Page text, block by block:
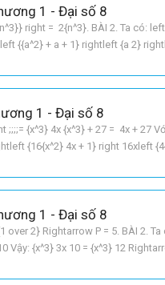
1 - Đại số 8
right = 2{n^3}. BÀI 2. Ta có:
{{a^2} + a + 1} rightleft {a 2}
1 - Đại số 8
{x^3} 4x {x^3} + 27 = 4x + 27
{16{x^2} 4x + 1} right 16xleft
1 - Đại số 8
over 2} Rightarrow P = 5. BÀI 2.
Vậy: {x^3} 3x 10 = {x^3} 12